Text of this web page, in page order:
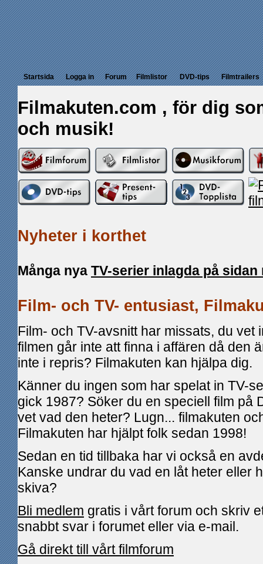
Startsida Logga in Forum Filmlistor DVD-tips Filmtrailers
Filmakuten.com , för dig
och musik!
Nyheter i korthet
Många nya TV-serier inlagda på sidan
Film- och TV- entusiast,
Film- och TV-avsnitt har missats, du vet
filmen går inte att finna i affären då den
inte i repris? Filmakuten kan hjälpa dig.
Känner du ingen som har spelat in TV-
gick 1987? Söker du en speciell film på
vet vad den heter? Lugn... filmakuten
Filmakuten har hjälpt folk sedan 1998!
Sedan en tid tillbaka har vi också en
Kanske undrar du vad en låt heter eller
skiva?
Bli medlem gratis i vårt forum och skriv
snabbt svar i forumet eller via e-mail.
Gå direkt till vårt filmforum